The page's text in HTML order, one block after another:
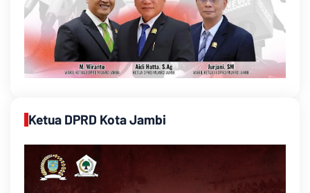
Ketua DPRD Kota Jambi